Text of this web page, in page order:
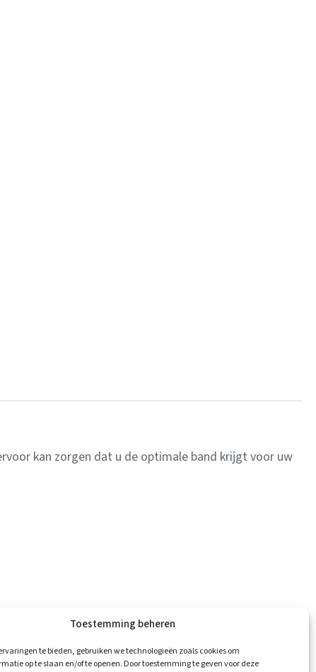
Toestemming beheren
te bieden, gebruiken we technologieën zoals cookies om
op te slaan en/of te openen. Door toestemming te geven voor deze
kan zorgen dat u de optimale band krijgt voor uw
Kampioenschappen Neem contact op met